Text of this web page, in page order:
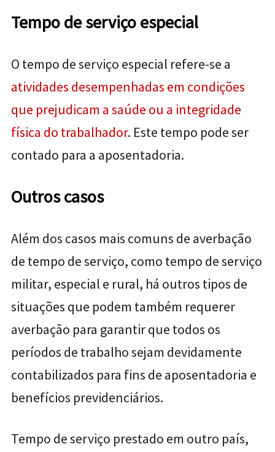
Tempo de serviço especial
O tempo de serviço especial refere-se a
atividades desempenhadas em condições
que prejudicam a saúde ou a integridade
física do trabalhador. Este tempo pode ser
contado para a aposentadoria.
Outros casos
Além dos casos mais comuns de averbação
de tempo de serviço, como tempo de serviço
militar, especial e rural, há outros tipos de
situações que podem também requerer
averbação para garantir que todos os
períodos de trabalho sejam devidamente
contabilizados para fins de aposentadoria e
benefícios previdenciários.
Tempo de serviço prestado em outro país,